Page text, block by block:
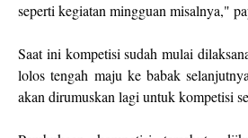
seperti kegiatan mingguan misalnya,"
Saat ini kompetisi sudah mulai
lolos tengah maju ke babak
akan dirumuskan lagi untuk kompetisi